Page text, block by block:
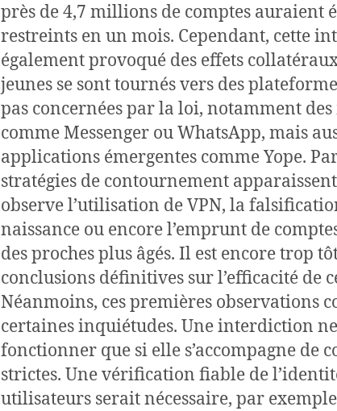
près de 4,7 millions de comptes auraient
restreints en un mois. Cependant, cette
également provoqué des effets
jeunes se sont tournés vers des
pas concernées par la loi, notamment des
comme Messenger ou WhatsApp, mais
applications émergentes comme Yope.
stratégies de contournement
observe l’utilisation de VPN, la
naissance ou encore l’emprunt de
des proches plus âgés. Il est encore trop
conclusions définitives sur l’efficacité de
Néanmoins, ces premières observations
certaines inquiétudes. Une interdiction
fonctionner que si elle s’accompagne de
strictes. Une vérification fiable de
utilisateurs serait nécessaire, par